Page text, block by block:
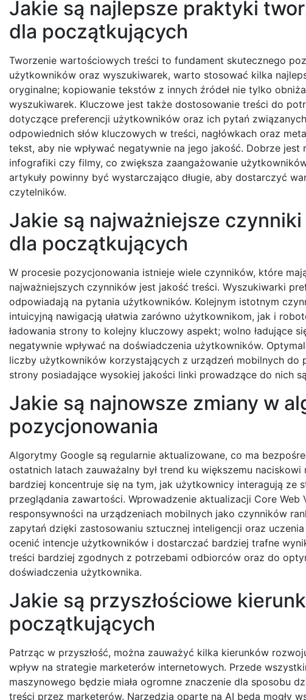
Jakie są najlepsze praktyki
dla początkujących
Tworzenie wartościowych treści to fundament skutecznego
użytkowników oraz wyszukiwarek, warto stosować kilka
oryginalne; kopiowanie tekstów z innych źródeł nie tylko
wyszukiwarek. Kluczowe jest także dostosowanie treści do
dotyczące preferencji użytkowników oraz ich pytań
odpowiednich słów kluczowych w treści, nagłówkach oraz
tekst, aby nie wpływać negatywnie na jego jakość. Dobrze
infografiki czy filmy, co zwiększa zaangażowanie
artykuły powinny być wystarczająco długie, aby dostarczyć
czytelników.
Jakie są najważniejsze
dla początkujących
W procesie pozycjonowania istnieje wiele czynników, które
najważniejszych czynników jest jakość treści. Wyszukiwarki
odpowiadają na pytania użytkowników. Kolejnym istotnym
intuicyjną nawigacją ułatwia zarówno użytkownikom, jak i
ładowania strony to kolejny kluczowy aspekt; wolno ładujące
negatywnie wpływać na doświadczenia użytkowników.
liczby użytkowników korzystających z urządzeń mobilnych
strony posiadające wysokiej jakości linki prowadzące do nich
Jakie są najnowsze zmiany w
pozycjonowania
Algorytmy Google są regularnie aktualizowane, co ma
ostatnich latach zauważalny był trend ku większemu
bardziej koncentruje się na tym, jak użytkownicy interagują ze
przeglądania zawartości. Wprowadzenie aktualizacji Core
responsywności na urządzeniach mobilnych jako czynników
zapytań dzięki zastosowaniu sztucznej inteligencji oraz
ocenić intencje użytkowników i dostarczać bardziej trafne
treści bardziej zgodnych z potrzebami odbiorców oraz do
doświadczenia użytkownika.
Jakie są przyszłościowe
początkujących
Patrząc w przyszłość, można zauważyć kilka kierunków
wpływ na strategie marketerów internetowych. Przede
maszynowego będzie miała ogromne znaczenie dla sposobu
treści przez marketerów. Narzędzia oparte na AI będą mogły